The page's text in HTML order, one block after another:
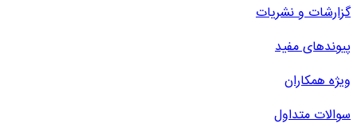
گزارشات و نشریات
پیوندهای مفید
ویژه همکاران
سوالات متداول